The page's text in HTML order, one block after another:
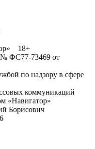
18+
№ ФС77-73469 от
по надзору в сфере
коммуникаций
«Навигатор»
Борисович